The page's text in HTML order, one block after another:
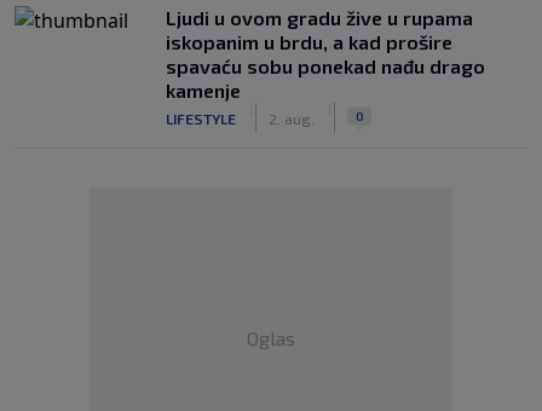
Ljudi u ovom gradu žive u rupama
iskopanim u brdu, a kad prošire
spavaću sobu ponekad nađu drago
kamenje
LIFESTYLE 2. aug. 0
Oglas